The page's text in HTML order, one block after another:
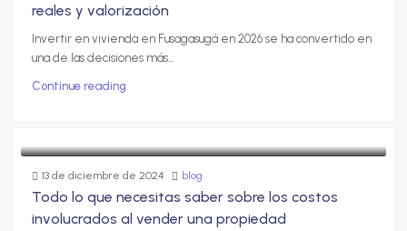
reales y valorización
Invertir en vivienda en Fusagasugá en 2026 se ha convertido en
una de las decisiones más...
Continue reading
13 de diciembre de 2024 blog
Todo lo que necesitas saber sobre los costos
involucrados al vender una propiedad